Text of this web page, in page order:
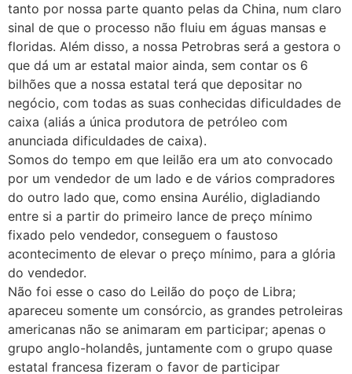
tanto por nossa parte quanto pelas da China, num claro
sinal de que o processo não fluiu em águas mansas e
floridas. Além disso, a nossa Petrobras será a gestora o
que dá um ar estatal maior ainda, sem contar os 6
bilhões que a nossa estatal terá que depositar no
negócio, com todas as suas conhecidas dificuldades de
caixa (aliás a única produtora de petróleo com
anunciada dificuldades de caixa).
Somos do tempo em que leilão era um ato convocado
por um vendedor de um lado e de vários compradores
do outro lado que, como ensina Aurélio, digladiando
entre si a partir do primeiro lance de preço mínimo
fixado pelo vendedor, conseguem o faustoso
acontecimento de elevar o preço mínimo, para a glória
do vendedor.
Não foi esse o caso do Leilão do poço de Libra;
apareceu somente um consórcio, as grandes petroleiras
americanas não se animaram em participar; apenas o
grupo anglo-holandês, juntamente com o grupo quase
estatal francesa fizeram o favor de participar